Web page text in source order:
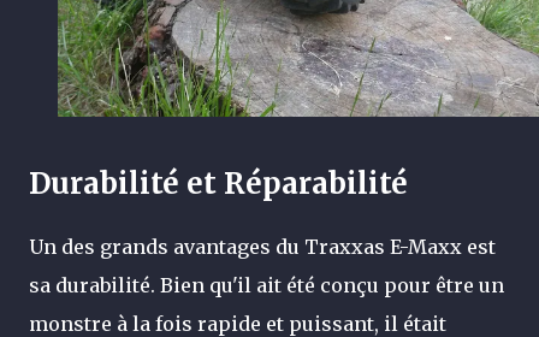
Durabilité et Réparabilité
Un des grands avantages du Traxxas E-Maxx est
sa durabilité. Bien qu'il ait été conçu pour être un
monstre à la fois rapide et puissant, il était